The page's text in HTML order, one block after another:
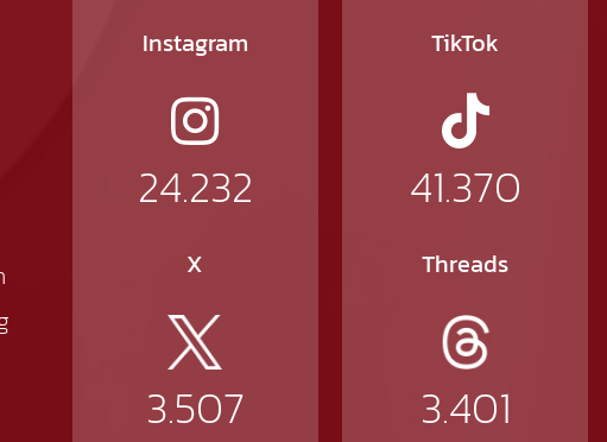
Instagram
24.232
TikTok
41.370
X
3.507
Threads
3.401